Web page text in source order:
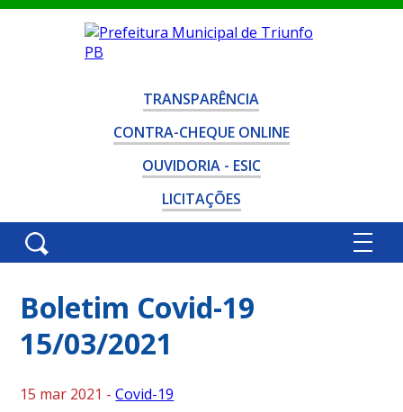
TRANSPARÊNCIA
CONTRA-CHEQUE ONLINE
OUVIDORIA - ESIC
LICITAÇÕES
Boletim Covid-19
15/03/2021
15 mar 2021 -Covid-19